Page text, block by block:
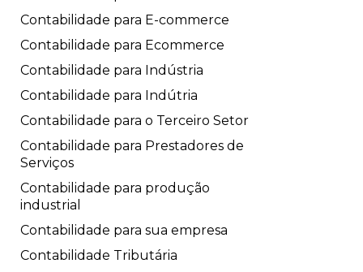
Contabilidade para E-commerce
Contabilidade para Ecommerce
Contabilidade para Indústria
Contabilidade para Indútria
Contabilidade para o Terceiro Setor
Contabilidade para Prestadores de
Serviços
Contabilidade para produção
industrial
Contabilidade para sua empresa
Contabilidade Tributária